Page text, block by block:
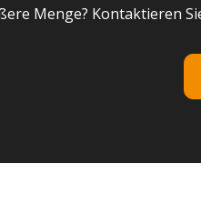
Menge? Kontaktieren